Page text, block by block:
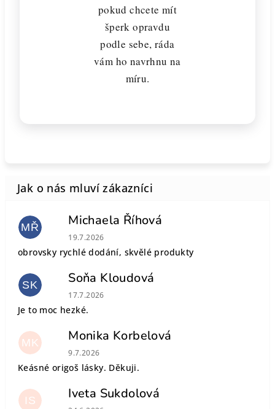
pokud chcete mít
šperk opravdu
podle sebe, ráda
vám ho navrhnu na
míru.
MŘ Michaela Říhová
Hodnocení obchodu je 5 z 5 hvězdiček.
19.7.2026
obrovsky rychlé dodání, skvělé produkty
SK Soňa Kloudová
Hodnocení obchodu je 5 z 5 hvězdiček.
17.7.2026
Je to moc hezké.
MK Monika Korbelová
Hodnocení obchodu je 5 z 5 hvězdiček.
9.7.2026
Keásné origoš lásky. Děkuji.
IS Iveta Sukdolová